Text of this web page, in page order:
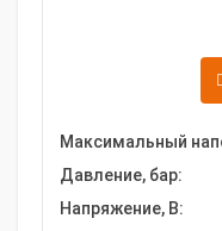
Максимальный
Давление, бар:
Напряжение, В: